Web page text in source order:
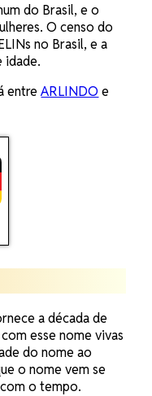
do Brasil, e o
O censo do
no Brasil, e a
idade.
entreARLINDO e
a década de
esse nome vivas
do nome ao
o nome vem se
o tempo.